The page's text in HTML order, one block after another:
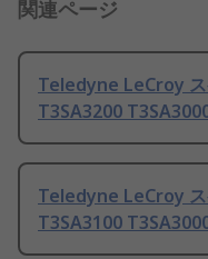
関連ページ
Teledyne LeCroy
T3SA3200
Teledyne LeCroy
T3SA3100